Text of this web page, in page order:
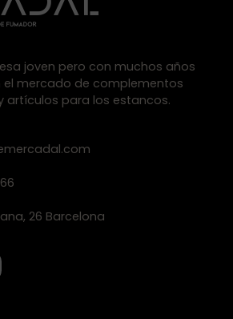
joven pero con muchos años
el mercado de complementos
artículos para los estancos.
26 Barcelona